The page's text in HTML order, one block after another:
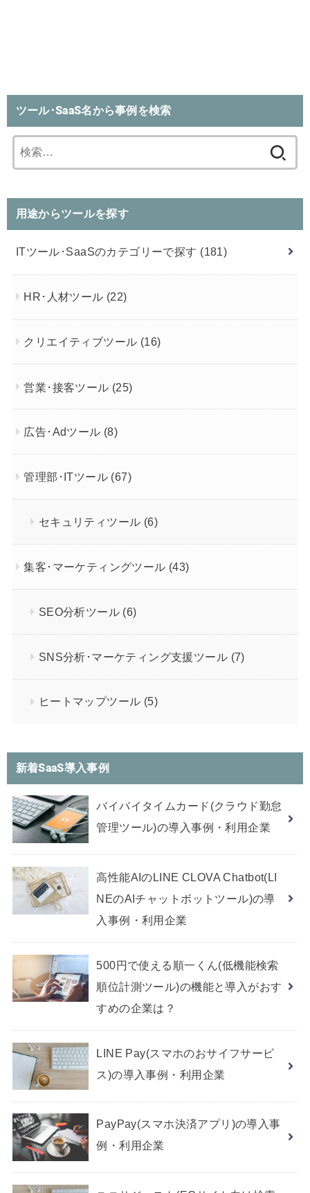
ツール･SaaS名から事例を検索
索:
用途からツールを探す
ITツール･SaaSのカテゴリーで探す (181)
HR･人材ツール (22)
クリエイティブツール (16)
営業･接客ツール (25)
広告･Adツール (8)
管理部･ITツール (67)
セキュリティツール (6)
集客･マーケティングツール (43)
SEO分析ツール (6)
SNS分析･マーケティング支援ツール (7)
ヒートマップツール (5)
新着SaaS導入事例
バイバイタイムカード(クラウド勤怠
管理ツール)の導入事例・利用企業
高性能AIのLINE CLOVA Chatbot(LI
NEのAIチャットボットツール)の導
入事例・利用企業
500円で使える順一くん(低機能検索
順位計測ツール)の機能と導入がおす
すめの企業は？
LINE Pay(スマホのおサイフサービ
ス)の導入事例・利用企業
PayPay(スマホ決済アプリ)の導入事
例・利用企業